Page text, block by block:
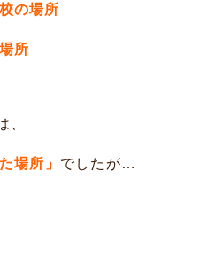
の場所
所
、
場所 」 でしたが…